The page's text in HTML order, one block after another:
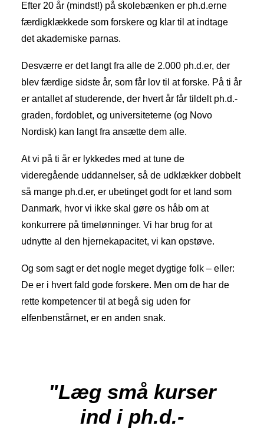
Efter 20 år (mindst!) på skolebænken er ph.d.erne
færdigklækkede som forskere og klar til at indtage
det akademiske parnas.
Desværre er det langt fra alle de 2.000 ph.d.er, der
blev færdige sidste år, som får lov til at forske. På ti år
er antallet af studerende, der hvert år får tildelt ph.d.-
graden, fordoblet, og universiteterne (og Novo
Nordisk) kan langt fra ansætte dem alle.
At vi på ti år er lykkedes med at tune de
videregående uddannelser, så de udklækker dobbelt
så mange ph.d.er, er ubetinget godt for et land som
Danmark, hvor vi ikke skal gøre os håb om at
konkurrere på timelønninger. Vi har brug for at
udnytte al den hjernekapacitet, vi kan opstøve.
Og som sagt er det nogle meget dygtige folk – eller:
De er i hvert fald gode forskere. Men om de har de
rette kompetencer til at begå sig uden for
elfenbenstårnet, er en anden snak.
"Læg små kurser
ind i ph.d.-